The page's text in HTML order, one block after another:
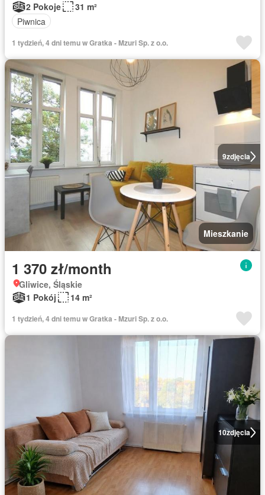
2 Pokoje
31 m²
Piwnica
1 tydzień, 4 dni temu w Gratka - Mzuri Sp. z o.o.
9zdjęcia
Mieszkanie
1 370 zł/month
Gliwice, Śląskie
1 Pokój
14 m²
1 tydzień, 4 dni temu w Gratka - Mzuri Sp. z o.o.
10zdjęcia